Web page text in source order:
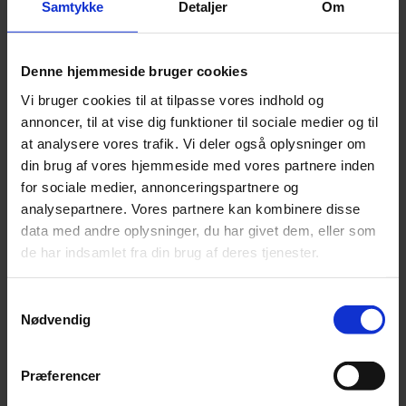
Samtykke Detaljer Om
Denne hjemmeside bruger cookies
Vi bruger cookies til at tilpasse vores indhold og
annoncer, til at vise dig funktioner til sociale medier og til
at analysere vores trafik. Vi deler også oplysninger om
din brug af vores hjemmeside med vores partnere inden
for sociale medier, annonceringspartnere og
analysepartnere. Vores partnere kan kombinere disse
data med andre oplysninger, du har givet dem, eller som
de har indsamlet fra din brug af deres tjenester.
Nødvendig
Præferencer
Afgående kunstnerisk leder: »Copenhagen Opera Festival er et
Annonce
Annonce
FLERE NYHEDER